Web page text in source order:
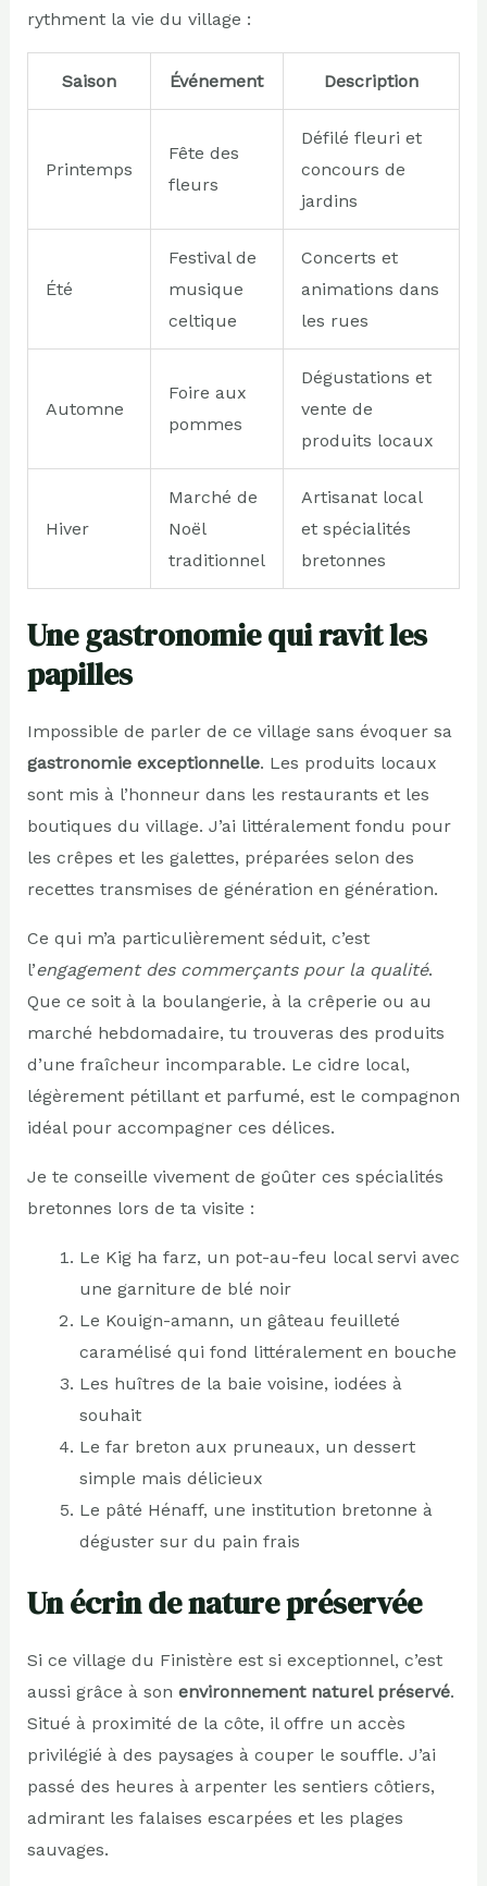
rythment la vie du village :
Saison Événement Description
Printemps
Fête des
fleurs
Défilé fleuri et
concours de
jardins
Été
Festival de
musique
celtique
Concerts et
animations dans
les rues
Automne
Foire aux
pommes
Dégustations et
vente de
produits locaux
Hiver
Marché de
Noël
traditionnel
Artisanat local
et spécialités
bretonnes
Une gastronomie qui ravit les
papilles
Impossible de parler de ce village sans évoquer sa
gastronomie exceptionnelle. Les produits locaux
sont mis à l’honneur dans les restaurants et les
boutiques du village. J’ai littéralement fondu pour
les crêpes et les galettes, préparées selon des
recettes transmises de génération en génération.
Ce qui m’a particulièrement séduit, c’est
l’engagement des commerçants pour la qualité.
Que ce soit à la boulangerie, à la crêperie ou au
marché hebdomadaire, tu trouveras des produits
d’une fraîcheur incomparable. Le cidre local,
légèrement pétillant et parfumé, est le compagnon
idéal pour accompagner ces délices.
Je te conseille vivement de goûter ces spécialités
bretonnes lors de ta visite :
Le Kig ha farz, un pot-au-feu local servi avec
une garniture de blé noir
Le Kouign-amann, un gâteau feuilleté
caramélisé qui fond littéralement en bouche
Les huîtres de la baie voisine, iodées à
souhait
Le far breton aux pruneaux, un dessert
simple mais délicieux
Le pâté Hénaff, une institution bretonne à
déguster sur du pain frais
Un écrin de nature préservée
Si ce village du Finistère est si exceptionnel, c’est
aussi grâce à son environnement naturel préservé.
Situé à proximité de la côte, il offre un accès
privilégié à des paysages à couper le souffle. J’ai
passé des heures à arpenter les sentiers côtiers,
admirant les falaises escarpées et les plages
sauvages.